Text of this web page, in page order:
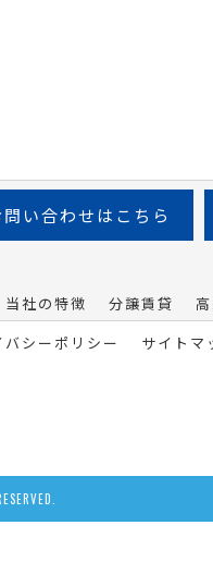
問い合わせはこちら
当社の特徴 分譲賃貸
バシーポリシー サイトマ